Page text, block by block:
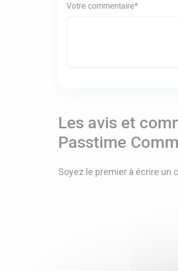
Votre commentaire*
Les avis et
Passtime
Soyez le premier à écrire un